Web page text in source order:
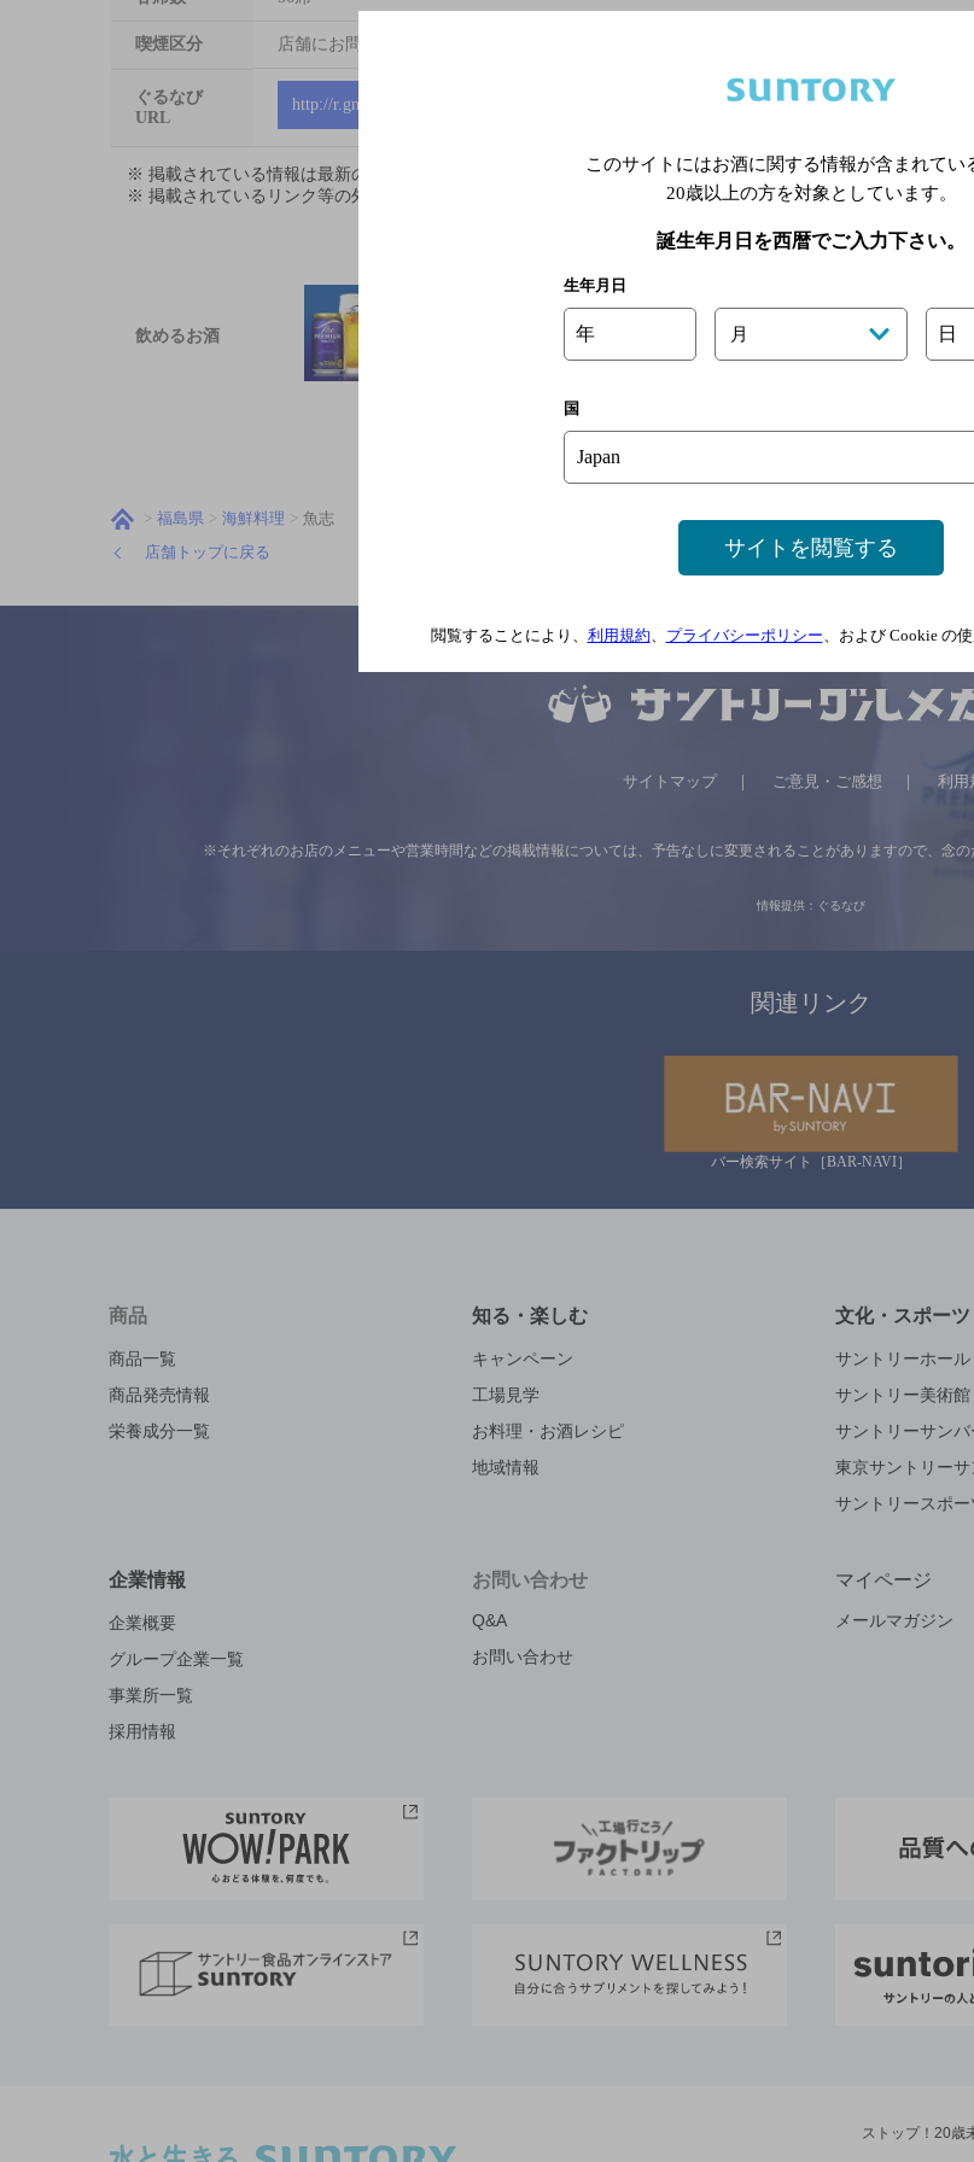
喫煙区分 店舗にお問い合わせください
ぐるなび
URL
http://r.gnavi.co.jp/7194679
※ 掲載されている情報は最新の内容と異なる場合があります。詳しくはお店にお問い合わせください。
※ 掲載されているリンク等の外部コンテンツはお客様のご判断でご利用ください。
[情報提供：ぐるなび]
飲めるお酒
福島県 海鮮料理
魚志
店舗トップに戻る
サイトマップ ご意見・ご感想 利用
※それぞれのお店のメニューや営業時間などの掲載情報については、 予告なしに変更されることがありますので、 念の
情報提供：ぐるなび
関連リンク
バー検索サイト［BAR-NAVI］
商品
商品一覧
商品発売情報
栄養成分一覧
知る・楽しむ
キャンペーン
工場見学
お料理・お酒レシピ
地域情報
文化・スポーツ
サントリーホール
サントリー美術館
サントリーサンバ
東京サントリーサ
サントリースポー
企業情報
企業概要
グループ企業一覧
事業所一覧
採用情報
お問い合わせ
Q&A
お問い合わせ
マイページ
メールマガジン
ストップ！20歳
このサイトにはお酒に関する情報が含まれてい
20歳以上の方を対象としています。
誕生年月日を西暦でご入力下さい。
生年月日
年 月 日
国
サイトを閲覧する
閲覧することにより、 利用規約、 プライバシーポリシー、および Cookie の